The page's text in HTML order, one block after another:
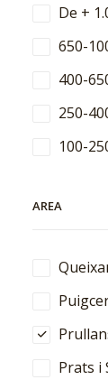
De +
650-
400-
250-
100-
AREA
Prats i